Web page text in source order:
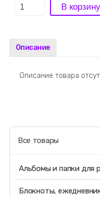
Описание
Описание товара
Все товары
Альбомы и папки для
Блокноты,